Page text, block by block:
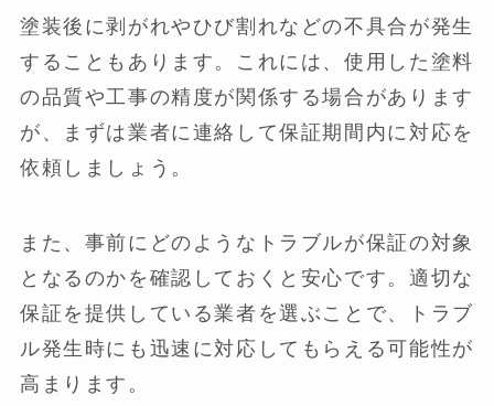
塗装後に剥がれやひび割れなどの不具合が発生
することもあります。これには、使用した塗料
の品質や工事の精度が関係する場合があります
が、まずは業者に連絡して保証期間内に対応を
依頼しましょう。
また、事前にどのようなトラブルが保証の対象
となるのかを確認しておくと安心です。適切な
保証を提供している業者を選ぶことで、トラブ
ル発生時にも迅速に対応してもらえる可能性が
高まります。